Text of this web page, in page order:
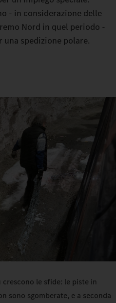
- in considerazione delle
Nord in quel periodo -
spedizione polare.
le sfide: le piste in
sono sgomberate, e a seconda